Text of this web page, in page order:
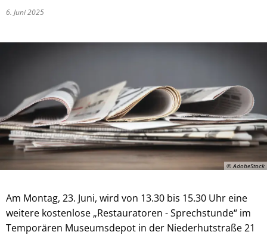
6. Juni 2025
© AdobeStock
Am Montag, 23. Juni, wird von 13.30 bis 15.30 Uhr eine
weitere kostenlose „Restauratoren - Sprechstunde“ im
Temporären Museumsdepot in der Niederhutstraße 21